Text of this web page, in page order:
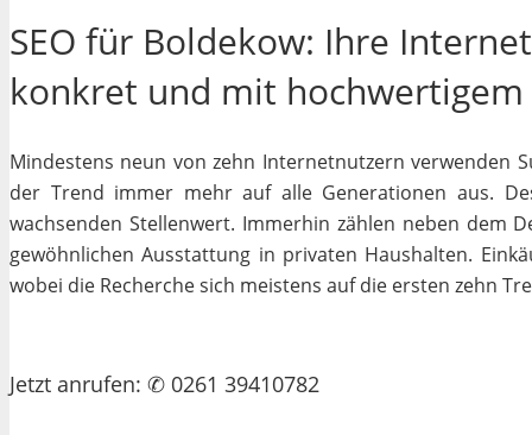
SEO für Boldekow: Ihre
konkret und mit
Mindestens neun von zehn Internetnutzern verwenden
der Trend immer mehr auf alle Generationen aus.
wachsenden Stellenwert. Immerhin zählen neben dem
gewöhnlichen Ausstattung in privaten Haushalten.
wobei die Recherche sich meistens auf die ersten zehn
Jetzt anrufen: ✆ 0261 39410782